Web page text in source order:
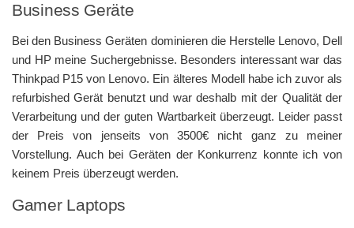
Business Geräte
Bei den Business Geräten dominieren die Herstelle Lenovo, Dell
und HP meine Suchergebnisse. Besonders interessant war das
Thinkpad P15 von Lenovo. Ein älteres Modell habe ich zuvor als
refurbished Gerät benutzt und war deshalb mit der Qualität der
Verarbeitung und der guten Wartbarkeit überzeugt. Leider passt
der Preis von jenseits von 3500€ nicht ganz zu meiner
Vorstellung. Auch bei Geräten der Konkurrenz konnte ich von
keinem Preis überzeugt werden.
Gamer Laptops